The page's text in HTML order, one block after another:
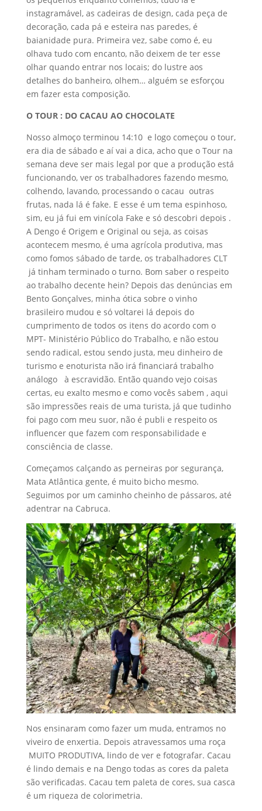
instagramável, as cadeiras de design, cada peça de
decoração, cada pá e esteira nas paredes, é
baianidade pura. Primeira vez, sabe como é, eu
olhava tudo com encanto, não deixem de ter esse
olhar quando entrar nos locais; do lustre aos
detalhes do banheiro, olhem… alguém se esforçou
em fazer esta composição.
O TOUR : DO CACAU AO CHOCOLATE
Nosso almoço terminou 14:10 e logo começou o tour,
era dia de sábado e aí vai a dica, acho que o Tour na
semana deve ser mais legal por que a produção está
funcionando, ver os trabalhadores fazendo mesmo,
colhendo, lavando, processando o cacau outras
frutas, nada lá é fake. E esse é um tema espinhoso,
sim, eu já fui em vinícola Fake e só descobri depois .
A Dengo é Origem e Original ou seja, as coisas
acontecem mesmo, é uma agrícola produtiva, mas
como fomos sábado de tarde, os trabalhadores CLT
já tinham terminado o turno. Bom saber o respeito
ao trabalho decente hein? Depois das denúncias em
Bento Gonçalves, minha ótica sobre o vinho
brasileiro mudou e só voltarei lá depois do
cumprimento de todos os itens do acordo com o
MPT- Ministério Público do Trabalho, e não estou
sendo radical, estou sendo justa, meu dinheiro de
turismo e enoturista não irá financiará trabalho
análogo à escravidão. Então quando vejo coisas
certas, eu exalto mesmo e como vocês sabem , aqui
são impressões reais de uma turista, já que tudinho
foi pago com meu suor, não é publi e respeito os
influencer que fazem com responsabilidade e
consciência de classe.
Começamos calçando as perneiras por segurança,
Mata Atlântica gente, é muito bicho mesmo.
Seguimos por um caminho cheinho de pássaros, até
adentrar na Cabruca.
Nos ensinaram como fazer um muda, entramos no
viveiro de enxertia. Depois atravessamos uma roça
MUITO PRODUTIVA, lindo de ver e fotografar. Cacau
é lindo demais e na Dengo todas as cores da paleta
são verificadas. Cacau tem paleta de cores, sua casca
é um riqueza de colorimetria.